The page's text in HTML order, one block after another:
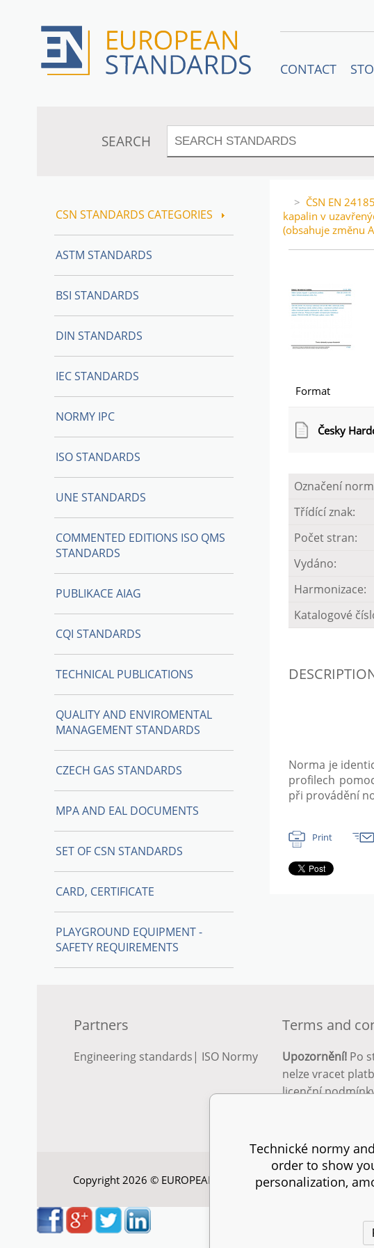
CONTACT
SEARCH
> ČSN EN
kapalin v
(obsahuje změnu
Format
Česky
Označení
Třídící znak:
Počet stran:
Vydáno:
Harmonizace:
Katalogové
Norma je
profilech
při provádění
Print
CSN STANDARDS CATEGORIES
ASTM STANDARDS
BSI STANDARDS
DIN STANDARDS
IEC STANDARDS
NORMY IPC
ISO STANDARDS
UNE STANDARDS
COMMENTED EDITIONS ISO QMS
STANDARDS
PUBLIKACE AIAG
CQI STANDARDS
TECHNICAL PUBLICATIONS
QUALITY AND ENVIROMENTAL
MANAGEMENT STANDARDS
CZECH GAS STANDARDS
MPA AND EAL DOCUMENTS
SET OF CSN STANDARDS
CARD, CERTIFICATE
PLAYGROUND EQUIPMENT -
SAFETY REQUIREMENTS
Partners
Engineering standards | ISO Normy
Terms and
Upozornění! Po
nelze vracet
licenční
Copyright 2026 © EUROPEAN STANDARD. All rights reserved.
Technické normy
order to show
personalization,